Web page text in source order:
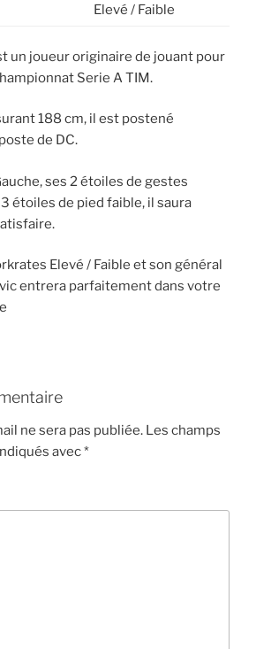
Elevé / Faible
un joueur originaire de jouant pour
Serie A TIM.
188 cm, il est postené
de DC.
ses 2 étoiles de gestes
étoiles de pied faible, il saura
Elevé / Faible et son général
entrera parfaitement dans votre
ne sera pas publiée. Les champs
avec*